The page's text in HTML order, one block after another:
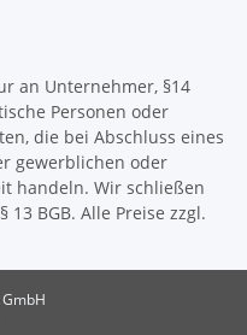
an Unternehmer, §14
Personen oder
die bei Abschluss eines
gewerblichen oder
handeln. Wir schließen
BGB. Alle Preise zzgl.